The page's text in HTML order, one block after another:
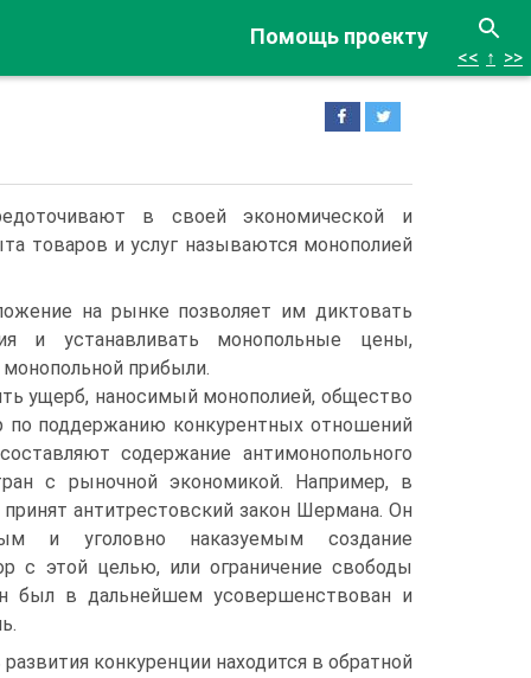
Помощь проекту
<< ↑ >>
в своей экономической и
товаров и услуг называются монополией
на рынке позволяет им диктовать
и устанавливать монопольные цены,
прибыли.
ущерб, наносимый монополией, обще­ство
по поддержанию конкурентных отно­шений
содержание антимонополь­ного
с рыночной экономикой. Например, в
антитрестовский закон Шермана. Он
и уголовно наказуемым создание
с этой целью, или ограничение свободы
был в дальнейшем усовершенствован и
конкуренции находится в обратной